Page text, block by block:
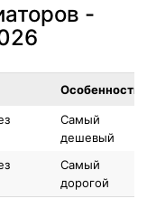
-
Особенность
Самый
дешевый
Самый
дорогой